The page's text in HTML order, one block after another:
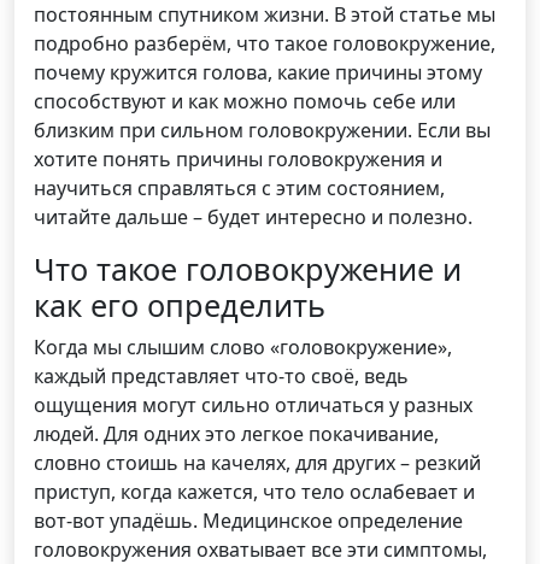
постоянным спутником жизни. В этой статье мы
подробно разберём, что такое головокружение,
почему кружится голова, какие причины этому
способствуют и как можно помочь себе или
близким при сильном головокружении. Если вы
хотите понять причины головокружения и
научиться справляться с этим состоянием,
читайте дальше – будет интересно и полезно.
Что такое головокружение и
как его определить
Когда мы слышим слово «головокружение»,
каждый представляет что-то своё, ведь
ощущения могут сильно отличаться у разных
людей. Для одних это легкое покачивание,
словно стоишь на качелях, для других – резкий
приступ, когда кажется, что тело ослабевает и
вот-вот упадёшь. Медицинское определение
головокружения охватывает все эти симптомы,